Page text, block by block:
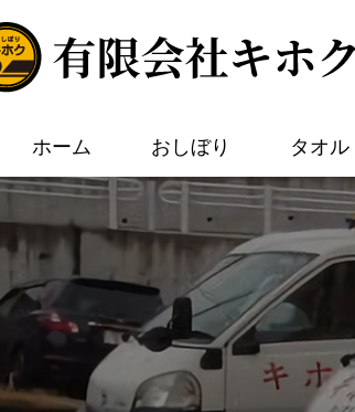
ホーム おしぼり タオル